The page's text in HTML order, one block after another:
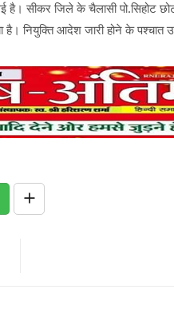
सीकर जिले के चैलासी पो.सिहोट
है। नियुक्ति आदेश जारी होने के